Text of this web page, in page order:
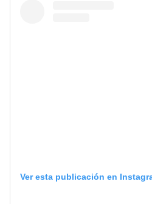
Ver esta publicación en